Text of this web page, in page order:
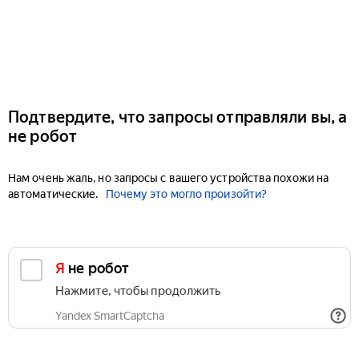
Подтвердите, что запросы отправляли вы, а
не робот
Нам очень жаль, но запросы с вашего устройства похожи на
автоматические.
Почему это могло произойти?
Я не робот
Нажмите, чтобы продолжить
Yandex SmartCaptcha